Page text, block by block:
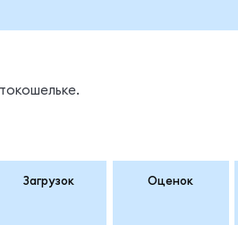
Загрузок Оценок